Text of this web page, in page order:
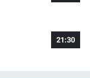
21:30